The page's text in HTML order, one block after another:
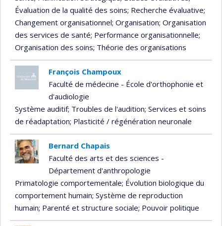
Évaluation de la qualité des soins; Recherche évaluative;
Changement organisationnel; Organisation; Organisation
des services de santé; Performance organisationnelle;
Organisation des soins; Théorie des organisations
François Champoux
Faculté de médecine - École d'orthophonie et
d'audiologie
Système auditif; Troubles de l'audition; Services et soins
de réadaptation; Plasticité / régénération neuronale
Bernard Chapais
Faculté des arts et des sciences -
Département d'anthropologie
Primatologie comportementale; Évolution biologique du
comportement humain; Système de reproduction
humain; Parenté et structure sociale; Pouvoir politique